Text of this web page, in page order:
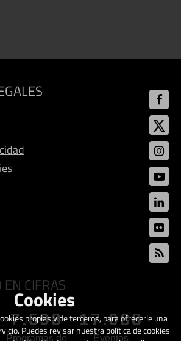
CIFRAS
7.598
Programas de
17.088
Eventos
Cookies
propias y de terceros, para ofrecerle una
Puedes revisar nuestra política de cookies